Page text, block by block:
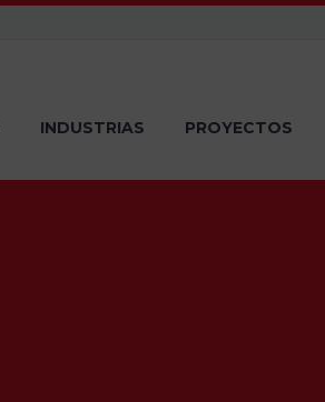
INDUSTRIAS PROYECTOS